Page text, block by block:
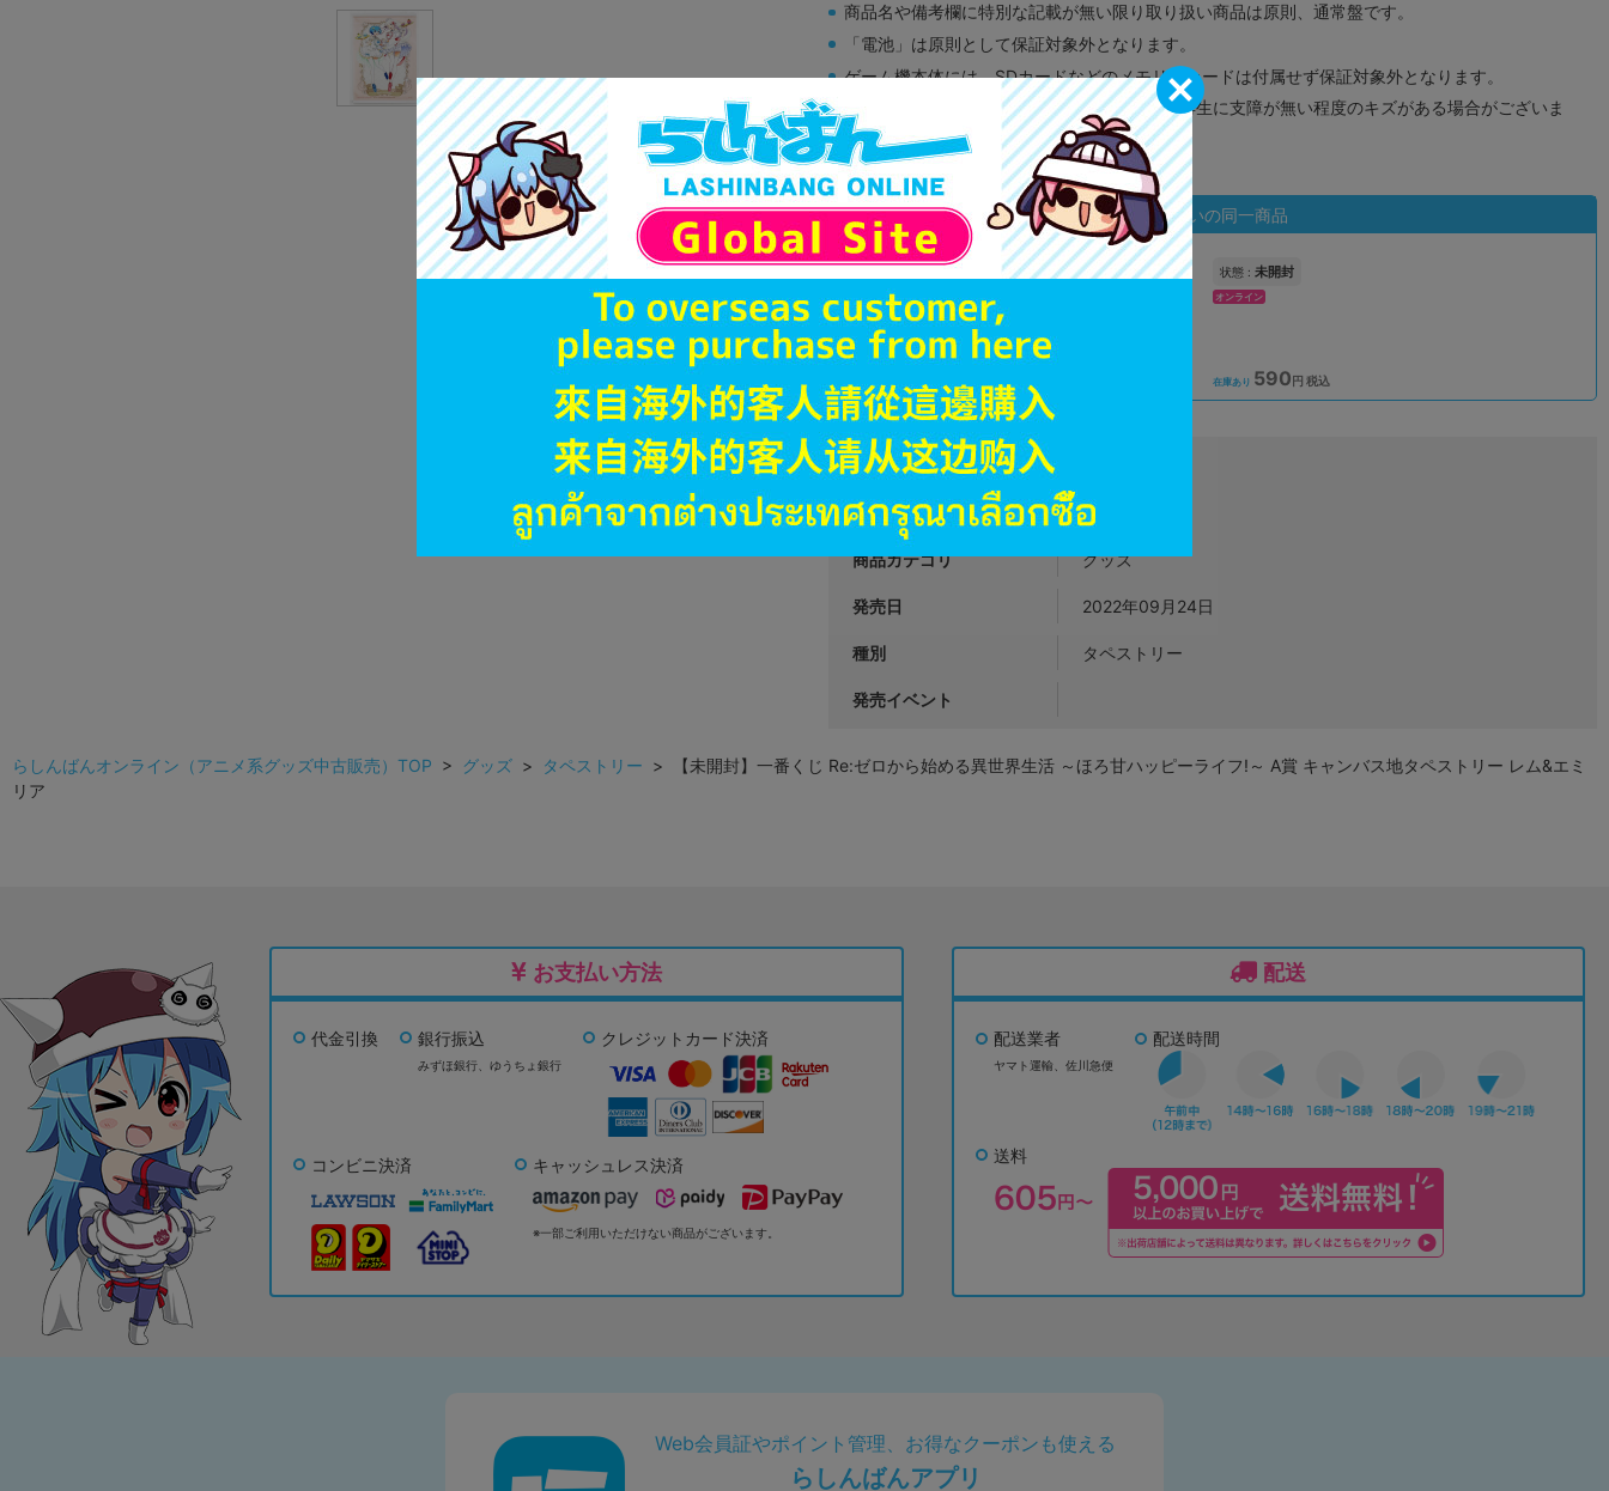
商品名や備考欄に特別な記載が無い限り取り扱い商品は原則、通常盤です。
「電池」は原則として保証対象外となります。
ゲーム機本体には、SDカードなどのメモリーカードは付属せず保証対象外となります。
ディスク類の読み取り面のキズに関しまして再生に支障が無い程度のキズがある場合がございま
す。
※詳細につきましてはコチラ
状態違いの同一商品
A
在庫あり 690
状態 : 未開封
オンライン
在庫あり 590円 税込
JANコード
商品番号 L04865193
商品カテゴリ グッズ
発売日 2022年09月24日
種別 タペストリー
発売イベント
らしんばんオンライン（アニメ系グッズ中古販売）TOP > グッズ > タペストリー > 【未開封】一番くじ Re:ゼロから始める異世界生活 ～ほろ甘ハッピーライフ!～ A賞 キャンバス地タペストリー レム&エミ
リア
お支払い方法
代金引換 銀行振込
みずほ銀行、 ゆうちょ銀行
クレジットカード決済
コンビニ決済 キャッシュレス決済
※一部ご利用いただけない商品がございます。
配送
配送業者
ヤマト運輸、佐川急便
配送時間
送料
Web会員証やポイント管理、お得なクーポンも使える
らしんばんアプリ